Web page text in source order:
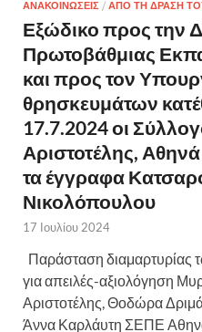
ΑΝΑΚΟΙΝΩΣΕΙΣ / ΑΠΟ ΤΗ ΔΡΑΣΗ
Εξώδικο προς την
Πρωτοβάθμιας
και προς τον
θρησκευμάτων
17.7.2024 οι
Αριστοτέλης, Αθηνά
τα έγγραφα
Νικολόπουλου
17 Ιουλίου 2024
Παράσταση
για απειλές-αξιολόγηση
Αριστοτέλης, Θοδώρα
Άννα Καρλάυτη ΣΕΠΕ